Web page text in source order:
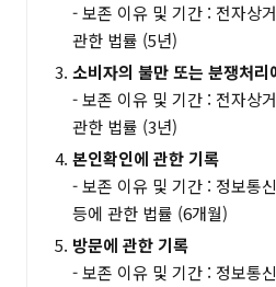
- 보존 이유 및 기간 : 전자상
관한 법률 (5년)
소비자의 불만 또는 분쟁처리
- 보존 이유 및 기간 : 전자상
관한 법률 (3년)
본인확인에 관한 기록
- 보존 이유 및 기간 : 정보통
등에 관한 법률 (6개월)
방문에 관한 기록
- 보존 이유 및 기간 : 정보통